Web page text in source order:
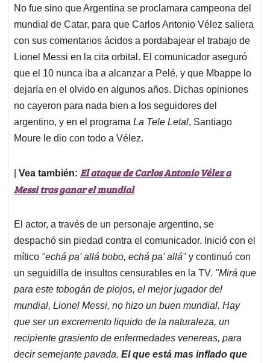
s
A
p
p
b
o
o
k
e
d
I
n
l
a
d
s
No fue sino que Argentina se proclamara campeona del
mundial de Catar, para que Carlos Antonio Vélez saliera
con sus comentarios ácidos a pordabajear el trabajo de
Lionel Messi en la cita orbital. El comunicador aseguró
que el 10 nunca iba a alcanzar a Pelé, y que Mbappe lo
dejaría en el olvido en algunos años. Dichas opiniones
no cayeron para nada bien a los seguidores del
argentino, y en el programa La Tele Letal, Santiago
Moure le dio con todo a Vélez.
Vea también: El ataque de Carlos Antonio Vélez a
Messi tras ganar el mundial
El actor, a través de un personaje argentino, se
despachó sin piedad contra el comunicador. Inició con el
mítico "echá pa' allá bobo, echá pa' allá"y continuó con
un seguidilla de insultos censurables en la TV. "Mirá que
para este tobogán de piojos, el mejor jugador del
mundial, Lionel Messi, no hizo un buen mundial. Hay
que ser un excremento liquido de la naturaleza, un
recipiente grasiento de enfermedades venereas, para
decir semejante pavada. El que está mas inflado que